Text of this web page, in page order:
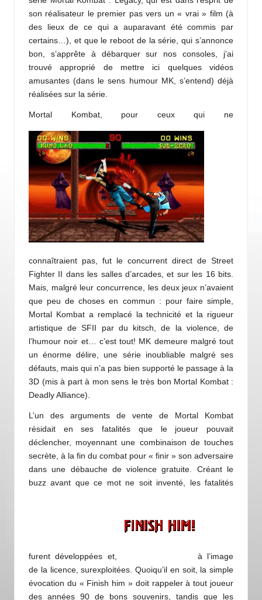
son réalisateur le premier pas vers un « vrai » film (à
des lieux de ce qui a auparavant été commis par
certains…), et que le reboot de la série,qui s’annonce
bon, s’apprête à débarquer sur nos consoles, j’ai
trouvé approprié de mettre ici quelques vidéos
amusantes (dans le sens humour MK, s’entend) déjà
réalisées sur la série.
Mortal Kombat, pour ceux qui ne
connaîtraient pas, fut le concurrent direct de Street
Fighter II dans les salles d’arcades, et sur les 16 bits.
Mais, malgré leur concurrence, les deux jeux n’avaient
que peu de choses en commun : pour faire simple,
Mortal Kombat a remplacé la technicité et la rigueur
artistique de SFII par du kitsch, de la violence, de
l’humour noir et… c’est tout! MK demeure malgré tout
un énorme délire, une série inoubliable malgré ses
défauts, mais qui n’a pas bien supporté le passage à la
3D (mis à part à mon sens le très bon Mortal Kombat :
Deadly Alliance).
L’un des arguments de vente de Mortal Kombat
résidait en ses fatalités que le joueur pouvait
déclencher, moyennant une combinaison de touches
secrète, à la fin du combat pour « finir » son adversaire
dans une débauche de violence gratuite. Créant le
buzz avant que ce mot ne soit inventé, les fatalités
furent développées et,
à l’image
de la licence, surexploitées. Quoiqu’il en soit, la simple
évocation du « Finish him » doit rappeler à tout joueur
des années 90 de bons souvenirs, tandis que les